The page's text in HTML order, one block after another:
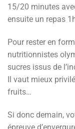
15/20 minutes
ensuite un repas
Pour rester en
nutritionnistes
sucres issus de
Il vaut mieux
fruits…
Si donc demain,